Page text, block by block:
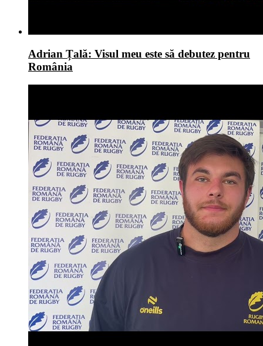
Adrian Țală: Visul meu este să debutez pentru
România